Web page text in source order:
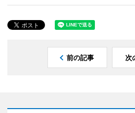
前の記事 次